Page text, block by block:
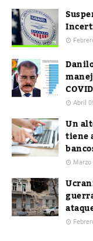
Abril
Un
tiene
Marzo